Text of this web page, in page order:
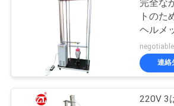
完全な
トのた
ヘルメ
のテス
連絡
220V 3